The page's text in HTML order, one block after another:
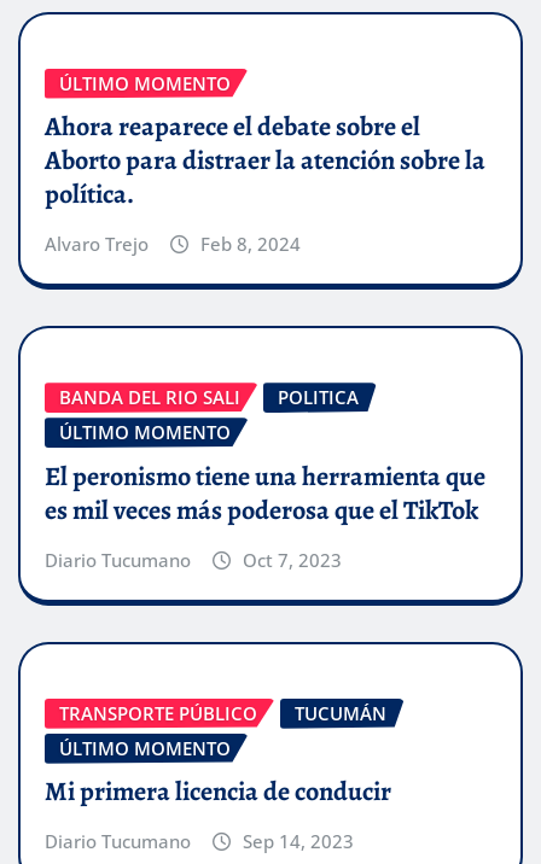
ÚLTIMO MOMENTO
Ahora reaparece el debate sobre el
Aborto para distraer la atención sobre la
política.
Alvaro Trejo Feb 8, 2024
BANDA DEL RIO SALI
POLITICA
ÚLTIMO MOMENTO
El peronismo tiene una herramienta que
es mil veces más poderosa que el TikTok
Diario Tucumano Oct 7, 2023
TRANSPORTE PÚBLICO
TUCUMÁN
ÚLTIMO MOMENTO
Mi primera licencia de conducir
Diario Tucumano Sep 14, 2023